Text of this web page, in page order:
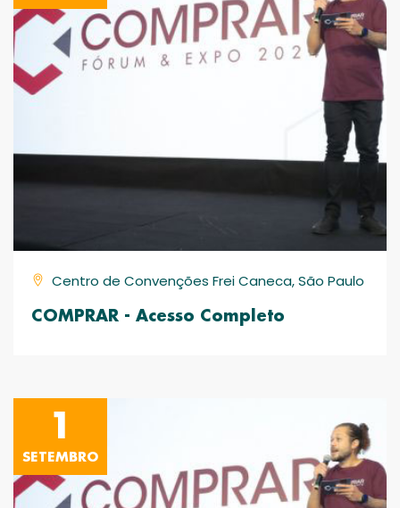
Centro de Convenções Frei Caneca, São Paulo
COMPRAR - Acesso Completo
1
SETEMBRO